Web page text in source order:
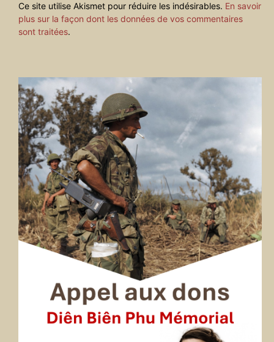
Ce site utilise Akismet pour réduire les indésirables. En savoir
plus sur la façon dont les données de vos commentaires
sont traitées.